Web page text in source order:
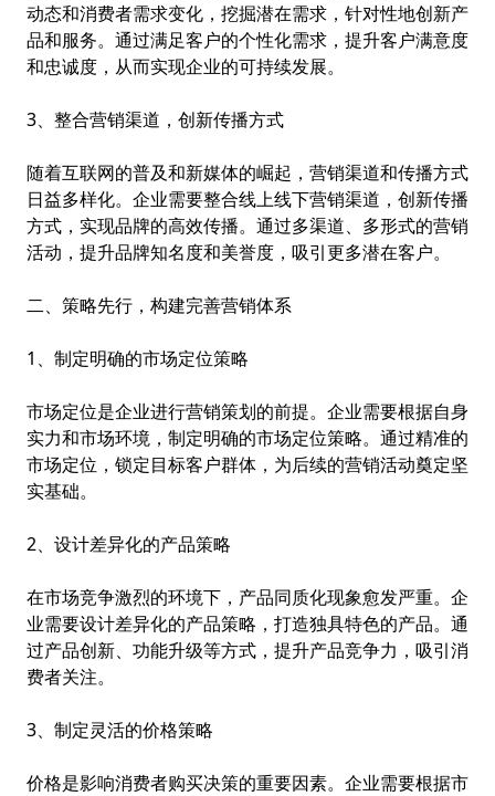
动态和消费者需求变化，挖掘潜在需求，针对性地创新产
品和服务。通过满足客户的个性化需求，提升客户满意度
和忠诚度，从而实现企业的可持续发展。
3、整合营销渠道，创新传播方式
随着互联网的普及和新媒体的崛起，营销渠道和传播方式
日益多样化。企业需要整合线上线下营销渠道，创新传播
方式，实现品牌的高效传播。通过多渠道、多形式的营销
活动，提升品牌知名度和美誉度，吸引更多潜在客户。
二、策略先行，构建完善营销体系
1、制定明确的市场定位策略
市场定位是企业进行营销策划的前提。企业需要根据自身
实力和市场环境，制定明确的市场定位策略。通过精准的
市场定位，锁定目标客户群体，为后续的营销活动奠定坚
实基础。
2、设计差异化的产品策略
在市场竞争激烈的环境下，产品同质化现象愈发严重。企
业需要设计差异化的产品策略，打造独具特色的产品。通
过产品创新、功能升级等方式，提升产品竞争力，吸引消
费者关注。
3、制定灵活的价格策略
价格是影响消费者购买决策的重要因素。企业需要根据市